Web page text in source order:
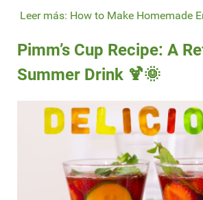
Leer más: How to Make Homemade
Pimm’s Cup Recipe: A
Summer Drink 🍹🌞